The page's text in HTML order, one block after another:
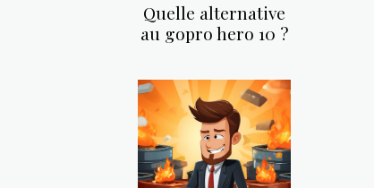
Quelle alternative
au gopro hero 10 ?